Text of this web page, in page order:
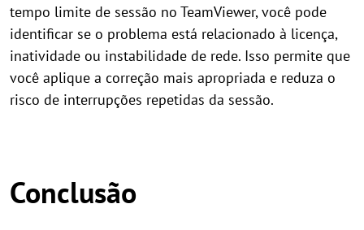
tempo limite de sessão no TeamViewer, você pode
identificar se o problema está relacionado à licença,
inatividade ou instabilidade de rede. Isso permite que
você aplique a correção mais apropriada e reduza o
risco de interrupções repetidas da sessão.
Conclusão